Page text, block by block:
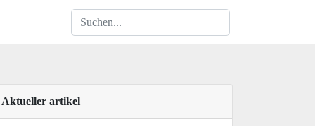
Aktueller artikel